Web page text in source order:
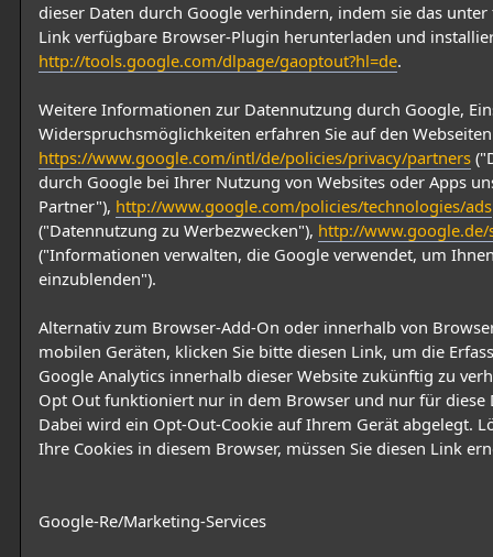
dieser Daten durch Google verhindern, indem sie das
Link verfügbare Browser-Plugin herunterladen und
http://tools.google.com/dlpage/gaoptout?hl=de.
Weitere Informationen zur Datennutzung durch Google,
Widerspruchsmöglichkeiten erfahren Sie auf den
https://www.google.com/intl/de/policies/privacy/partners
durch Google bei Ihrer Nutzung von Websites oder Apps
Partner"), http://www.google.com/policies/technologies/ads
("Datennutzung zu Werbezwecken"), http://www.google.de/
("Informationen verwalten, die Google verwendet, um
einzublenden").
Alternativ zum Browser-Add-On oder innerhalb von
mobilen Geräten, klicken Sie bitte diesen Link, um die
Google Analytics innerhalb dieser Website zukünftig zu
Opt Out funktioniert nur in dem Browser und nur für diese
Dabei wird ein Opt-Out-Cookie auf Ihrem Gerät abgelegt.
Ihre Cookies in diesem Browser, müssen Sie diesen Link
Google-Re/Marketing-Services